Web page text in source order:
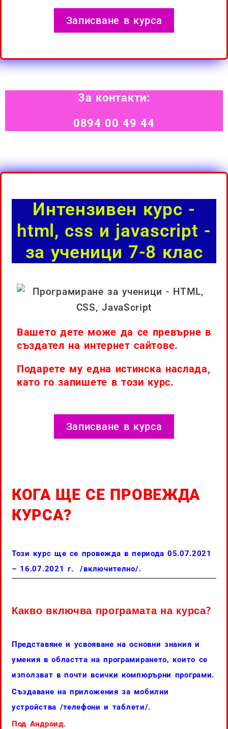
Записване в курса
За контакти:
0894 00 49 44
Интензивен курс -
html, css и javascript -
за ученици 7-8 клас
Вашето дете може да се превърне в
създател на интернет сайтове.
Подарете му една истинска наслада,
като го запишете в този курс.
Записване в курса
КОГА ЩЕ СЕ ПРОВЕЖДА
КУРСА?
Този курс ще се провежда в периода 05.07.2021
– 16.07.2021 г. /включително/.
Какво включва програмата на курса?
Представяне и усвояване на основни знания и
умения в областта на програмирането, които се
използват в почти всички компюрърни програми.
Създаване на приложения за мобилни
устройства /телефони и таблети/.
Под Андроид.